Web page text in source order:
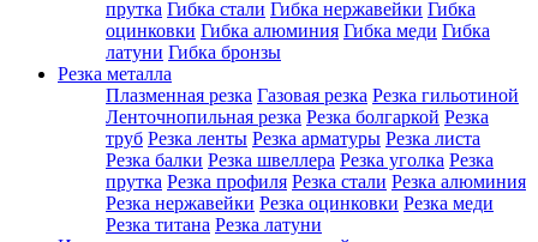
прутка Гибка стали Гибка нержавейки Гибка
оцинковки Гибка алюминия Гибка меди Гибка
латуни Гибка бронзы
Резка металла
Плазменная резка Газовая резка Резка гильотиной
Ленточнопильная резка Резка болгаркой Резка
труб Резка ленты Резка арматуры Резка листа
Резка балки Резка швеллера Резка уголка Резка
прутка Резка профиля Резка стали Резка алюминия
Резка нержавейки Резка оцинковки Резка меди
Резка титана Резка латуни